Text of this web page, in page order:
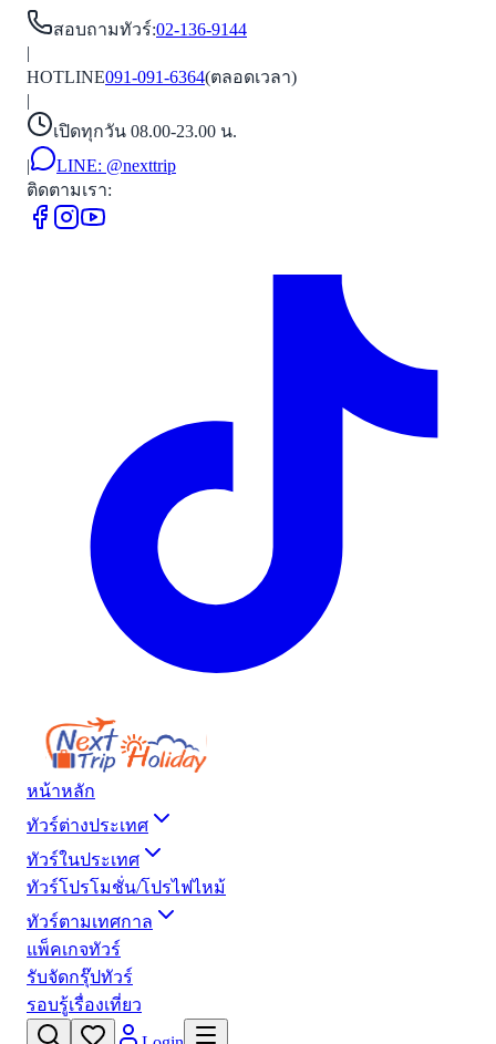
สอบถามทัวร์:02-136-9144
|
HOTLINE091-091-6364(ตลอดเวลา)
|
เปิดทุกวัน 08.00-23.00 น.
|
LINE: @nexttrip
ติดตามเรา:
หน้าหลัก
ทัวร์ต่างประเทศ
ทัวร์ในประเทศ
ทัวร์โปรโมชั่น/โปรไฟไหม้
ทัวร์ตามเทศกาล
แพ็คเกจทัวร์
รับจัดกรุ๊ปทัวร์
รอบรู้เรื่องเที่ยว